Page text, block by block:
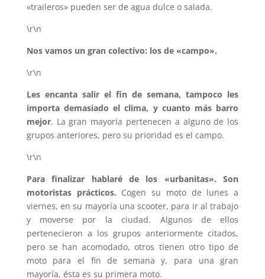
«traileros» pueden ser de agua dulce o salada.
\r\n
Nos vamos un gran colectivo: los de «campo».
\r\n
Les encanta salir el fin de semana, tampoco les
importa demasiado el clima, y cuanto más barro
mejor. La gran mayoría pertenecen a alguno de los
grupos anteriores, pero su prioridad es el campo.
\r\n
Para finalizar hablaré de los «urbanitas». Son
motoristas prácticos. Cogen su moto de lunes a
viernes, en su mayoría una scooter, para ir al trabajo
y moverse por la ciudad. Algunos de ellos
pertenecieron a los grupos anteriormente citados,
pero se han acomodado, otros tienen otro tipo de
moto para el fin de semana y, para una gran
mayoría, ésta es su primera moto.